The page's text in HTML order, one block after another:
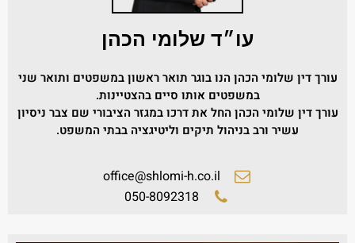
עו״ד שלומי הכהן
עורך דין שלומי הכהן הנו בוגר תואר ראשון במשפטים ותואר שני
במשפטים אותו סיים בהצטיינות.
עורך דין שלומי הכהן החל את דרכו במגזר הציבורי שם צבר ניסיון
עשיר ורב בניהול תיקים וליטיגציה בבתי המשפט.
office@shlomi-h.co.il
050-8092318